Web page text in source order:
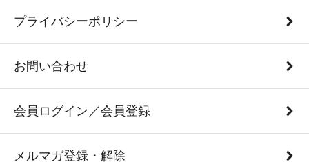
プライバシーポリシー
お問い合わせ
会員ログイン／会員登録
メルマガ登録・解除